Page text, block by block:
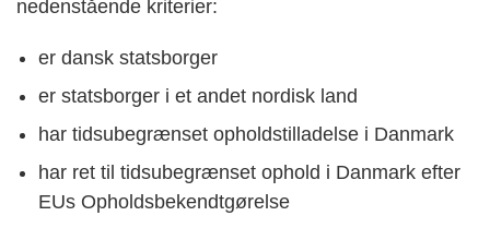
nedenstående kriterier:
er dansk statsborger
er statsborger i et andet nordisk land
har tidsubegrænset opholdstilladelse i Danmark
har ret til tidsubegrænset ophold i Danmark efter
EUs Opholdsbekendtgørelse